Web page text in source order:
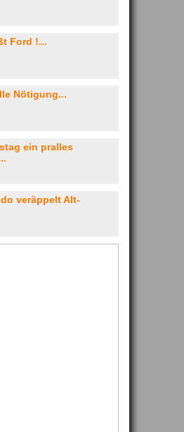
Ford !...
Nötigung...
ein pralles
veräppelt Alt-